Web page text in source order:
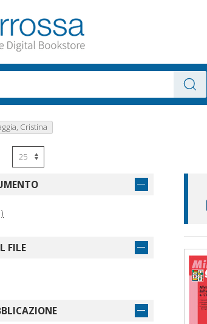
Cristina
FILE